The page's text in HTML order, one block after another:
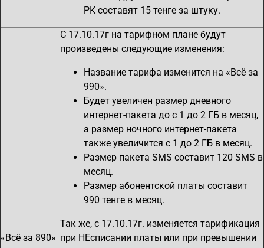
РК составят 15 тенге за штуку.
«Всё за 890»
С 17.10.17г на тарифном плане будут
произведены следующие изменения:
Название тарифа изменится на «Всё за
990».
Будет увеличен размер дневного
интернет-пакета до с 1 до 2 ГБ в месяц,
а размер ночного интернет-пакета
также увеличится с 1 до 2 ГБ в месяц.
Размер пакета SMS составит 120 SMS в
месяц.
Размер абонентской платы составит
990 тенге в месяц.
Так же, с 17.10.17г. изменяется тарификация
при НЕсписании платы или при превышении